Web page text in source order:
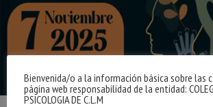
Bienvenida/o a la información básica sobre las
página web responsabilidad de la entidad:
PSICOLOGIA DE C.L.M